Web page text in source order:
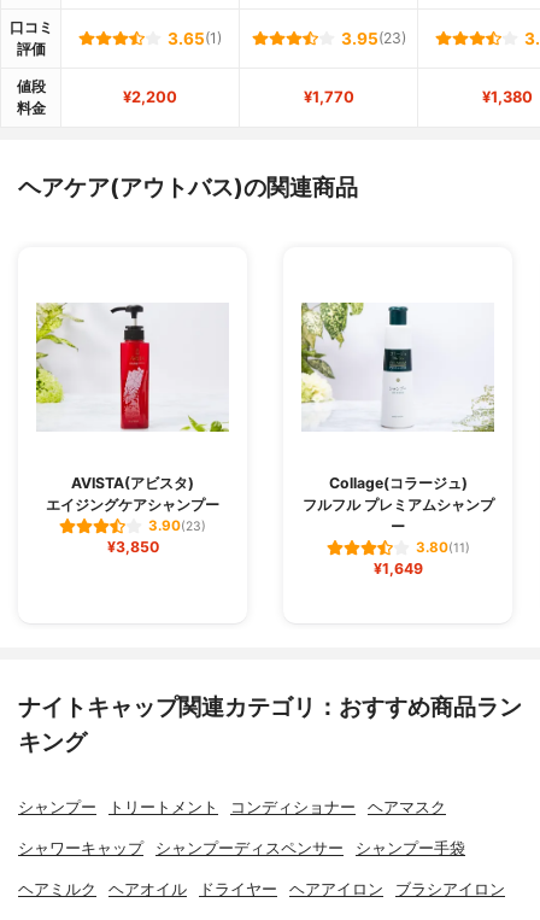
口コミ
評価
3.65(1) 3.95(23)
値段
料金
¥2,200 ¥1,770 ¥1,380
ヘアケア(アウトバス)の関連商品
AVISTA(アビスタ)
エイジングケアシャンプー
3.90(23)
¥3,850
Collage(コラージュ)
フルフル プレミアムシャンプ
ー
3.80(11)
¥1,649
ナイトキャップ関連カテゴリ：おすすめ商品ラン
キング
シャンプー トリートメント コンディショナー ヘアマスク
シャワーキャップ シャンプーディスペンサー シャンプー手袋
ヘアミルク ヘアオイル ドライヤー ヘアアイロン ブラシアイロン